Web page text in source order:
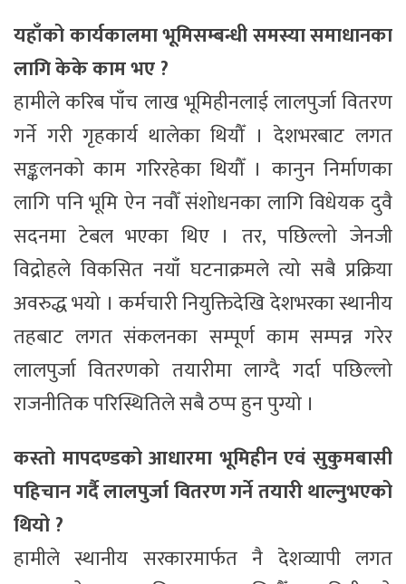
यहाँको कार्यकालमा भूमिसम्बन्धी समस्या समाधानका
लागि केके काम भए ?
हामीले करिब पाँच लाख भूमिहीनलाई लालपुर्जा वितरण
गर्ने गरी गृहकार्य थालेका थियौँ । देशभरबाट लगत
सङ्कलनको काम गरिरहेका थियौँ । कानुन निर्माणका
लागि पनि भूमि ऐन नवौँ संशोधनका लागि विधेयक दुवै
सदनमा टेबल भएका थिए । तर, पछिल्लो जेनजी
विद्रोहले विकसित नयाँ घटनाक्रमले त्यो सबै प्रक्रिया
अवरुद्ध भयो । कर्मचारी नियुक्तिदेखि देशभरका स्थानीय
तहबाट लगत संकलनका सम्पूर्ण काम सम्पन्न गरेर
लालपुर्जा वितरणको तयारीमा लाग्दै गर्दा पछिल्लो
राजनीतिक परिस्थितिले सबै ठप्प हुन पुग्यो ।
कस्तो मापदण्डको आधारमा भूमिहीन एवं सुकुमबासी
पहिचान गर्दै लालपुर्जा वितरण गर्ने तयारी थाल्नुभएको
थियो ?
हामीले स्थानीय सरकारमार्फत नै देशव्यापी लगत